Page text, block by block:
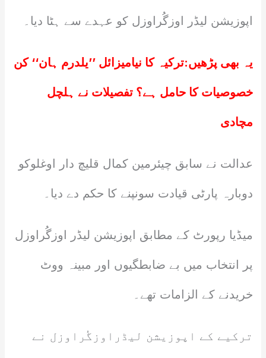
اپوزیشن لیڈر اوزگُراوزل کو عہدے سے ہٹا دیا۔
یہ بھی پڑھیں:ترکیہ کا نیامیزائل ’’یلدرم ہان‘‘ کن
خصوصیات کا حامل ہے؟ تفصیلات نے ہلچل
مچادی
عدالت نے سابق چیئرمین کمال قلیچ دار اوغلوکو
دوبارہ پارٹی قیادت سونپنے کا حکم دے دیا۔
میڈیا رپورٹ کے مطابق اپوزیشن لیڈر اوزگُراوزل
پر انتخاب میں بے ضابطگیوں اور مبینہ ووٹ
خریدنے کے الزامات تھے۔
ترکیے کے اپوزیشن لیڈراوزگُراوزل نے